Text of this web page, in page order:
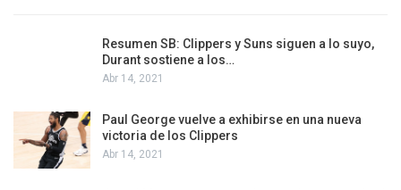
Resumen SB: Clippers y Suns siguen a lo suyo,
Durant sostiene a los…
Abr 14, 2021
Paul George vuelve a exhibirse en una nueva
victoria de los Clippers
Abr 14, 2021